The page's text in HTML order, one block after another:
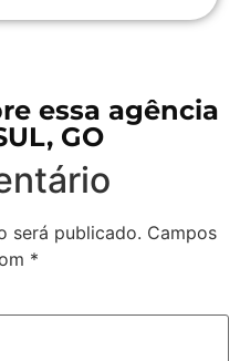
essa agência
GO
será publicado. Campos
*